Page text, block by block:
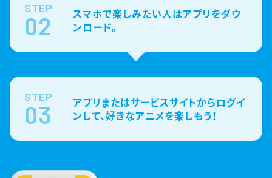
STEP
02
スマホで楽しみたい人はアプリをダウ
ンロード。
STEP
03
アプリまたはサービスサイトからログイ
ンして、好きなアニメを楽しもう！